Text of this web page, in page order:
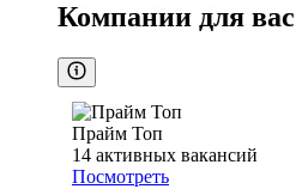
Компании для вас
Прайм Топ
14 активных вакансий
Посмотреть